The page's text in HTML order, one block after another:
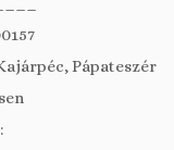
Pápateszér